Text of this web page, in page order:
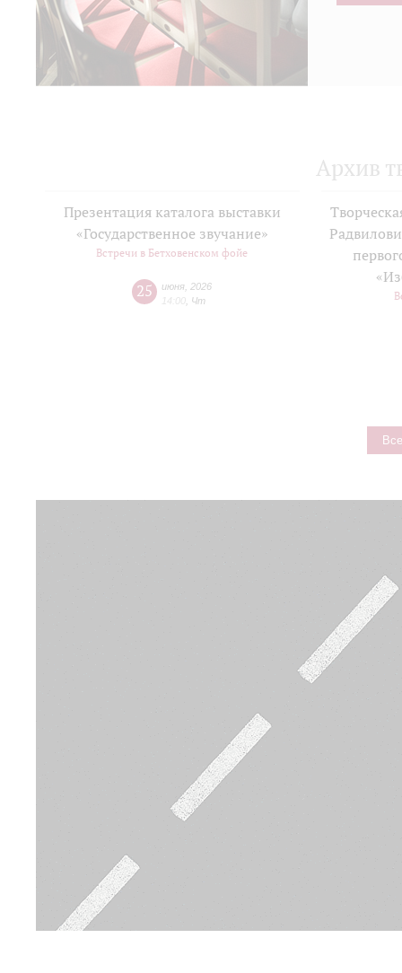
Архив
Презентация каталога выставки
«Государственное звучание»
Встречи в Бетховенском фойе
25 июня 2026
14:00 Чт